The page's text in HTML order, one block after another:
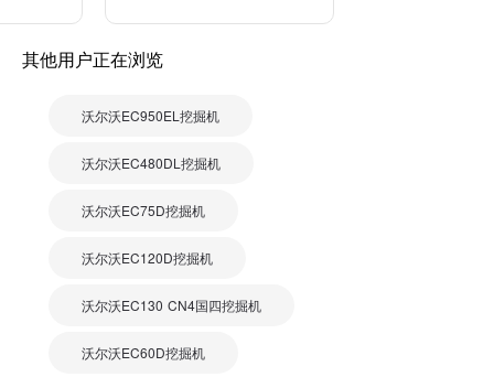
其他用户正在浏览
沃尔沃EC950EL挖掘机
沃尔沃EC480DL挖掘机
沃尔沃EC75D挖掘机
沃尔沃EC120D挖掘机
沃尔沃EC130 CN4国四挖掘机
沃尔沃EC60D挖掘机